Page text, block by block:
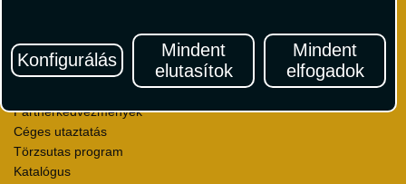
Konfigurálás
Mindent
elutasítok
Mindent
elfogadok
Autóbérlés
Utazási utalványok
Partnerkedvezmények
Céges utaztatás
Törzsutas program
Katalógus